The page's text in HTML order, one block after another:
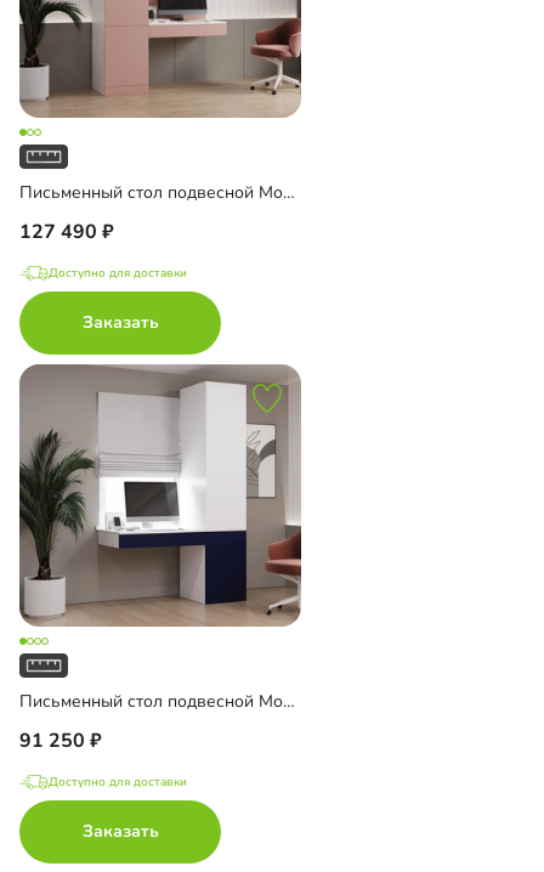
Письменный стол подвесной Мобаро-10
127 490
Доступно для доставки
Заказать
Письменный стол подвесной Мобаро-1
91 250
Доступно для доставки
Заказать